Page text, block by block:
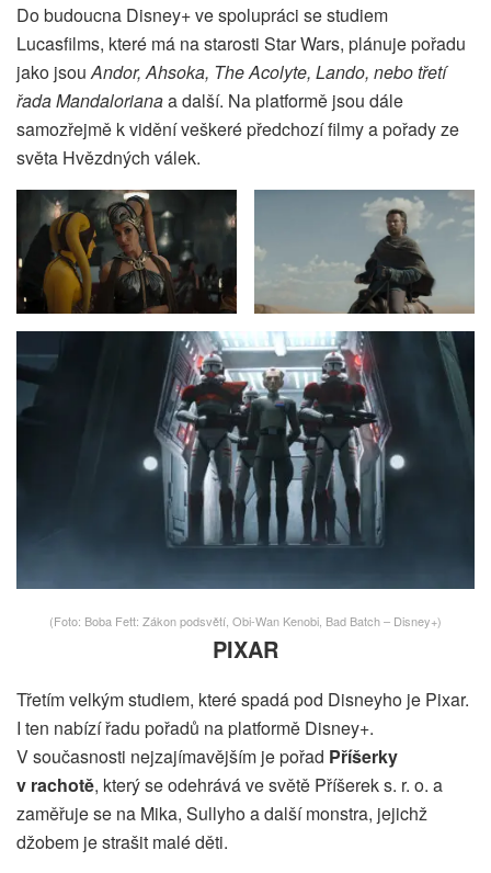
Do budoucna Disney+ ve spolupráci se studiem
Lucasfilms, které má na starosti Star Wars, plánuje pořadu
jako jsouAndor, Ahsoka, The Acolyte, Lando, nebo třetí
řada Mandalorianaa další. Na platformě jsou dále
samozřejmě k vidění veškeré předchozí filmy a pořady ze
světa Hvězdných válek.
(Foto: Boba Fett: Zákon podsvětí, Obi-Wan Kenobi, Bad Batch – Disney+)
PIXAR
Třetím velkým studiem, které spadá pod Disneyho je Pixar.
I ten nabízí řadu pořadů na platformě Disney+.
V současnosti nejzajímavějším je pořad Příšerky
v rachotě, který se odehrává ve světě Příšerek s. r. o. a
zaměřuje se na Mika, Sullyho a další monstra, jejichž
džobem je strašit malé děti.